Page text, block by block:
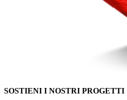
SOSTIENI I NOSTRI PROGETTI